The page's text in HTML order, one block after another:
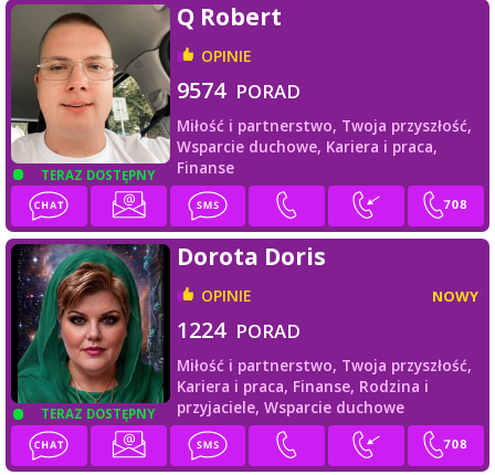
TERAZ DOSTĘPNY
Q Robert
OPINIE
9574 PORAD
Miłość i partnerstwo, Twoja przyszłość,
Wsparcie duchowe, Kariera i praca,
Finanse
TERAZ DOSTĘPNY
Dorota Doris
OPINIE NOWY
1224 PORAD
Miłość i partnerstwo, Twoja przyszłość,
Kariera i praca, Finanse, Rodzina i
przyjaciele, Wsparcie duchowe